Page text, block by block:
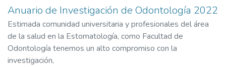
Anuario de Investigación de Odontología 2022
Estimada comunidad universitaria y profesionales del área
de la salud en la Estomatología, como Facultad de
Odontología tenemos un alto compromiso con la
investigación,